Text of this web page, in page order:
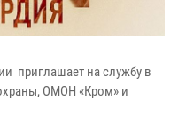
приглашает на службу в
ОМОН «Кром» и